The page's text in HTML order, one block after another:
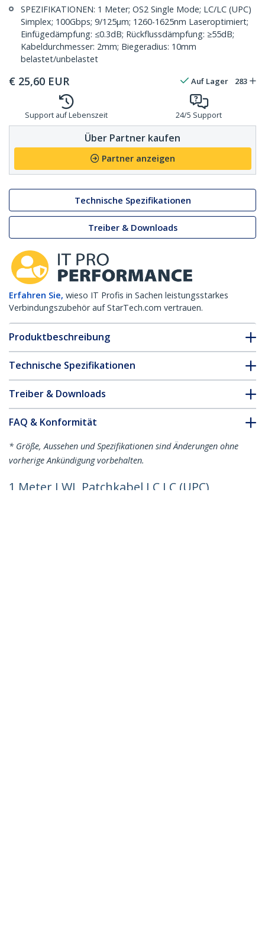
SPEZIFIKATIONEN: 1 Meter; OS2 Single Mode; LC/LC (UPC)
Simplex; 100Gbps; 9/125µm; 1260-1625nm Laseroptimiert;
Einfügedämpfung: ≤0.3dB; Rückflussdämpfung: ≥55dB;
Kabeldurchmesser: 2mm; Biegeradius: 10mm
belastet/unbelastet
€ 25,60 EUR Auf Lager 283
Support auf Lebenszeit 24/5 Support
Über Partner kaufen
Partner anzeigen
Technische Spezifikationen
Treiber & Downloads
Erfahren Sie, wieso IT Profis in Sachen leistungsstarkes
Verbindungszubehör auf StarTech.com vertrauen.
Produktbeschreibung
Technische Spezifikationen
Treiber & Downloads
FAQ & Konformität
* Größe, Aussehen und Spezifikationen sind Änderungen ohne
vorherige Ankündigung vorbehalten.
1 Meter LWL Patchkabel LC LC (UPC)